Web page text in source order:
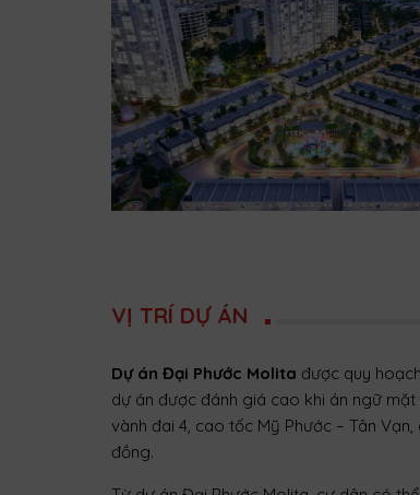
VỊ TRÍ DỰ ÁN
Dự án Đại Phước Molita được quy
dự án được đánh giá cao khi án ngữ
vành đai 4, cao tốc Mỹ Phước – Tân
đồng.